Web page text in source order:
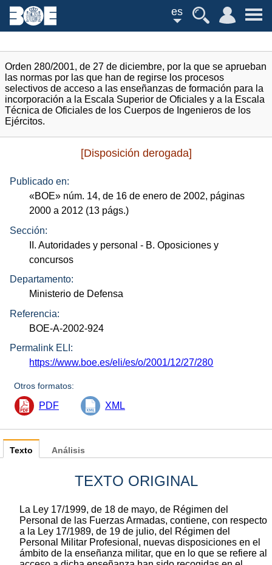
es
Orden 280/2001, de 27 de diciembre, por la que se aprueban
las normas por las que han de regirse los procesos
selectivos de acceso a las enseñanzas de formación para la
incorporación a la Escala Superior de Oficiales y a la Escala
Técnica de Oficiales de los Cuerpos de Ingenieros de los
Ejércitos.
[Disposición derogada]
Publicado en:
«BOE» núm. 14, de 16 de enero de 2002, páginas
2000 a 2012 (13 págs.)
Sección:
II. Autoridades y personal - B. Oposiciones y
concursos
Departamento:
Ministerio de Defensa
Referencia:
BOE-A-2002-924
Permalink ELI:
https://www.boe.es/eli/es/o/2001/12/27/280
Otros formatos:
PDF XML
Texto
TEXTO ORIGINAL
La Ley 17/1999, de 18 de mayo, de Régimen del
Personal de las Fuerzas Armadas, contiene, con respecto
a la Ley 17/1989, de 19 de julio, del Régimen del
Personal Militar Profesional, nuevas disposiciones en el
ámbito de la enseñanza militar, que en lo que se refiere al
Análisis